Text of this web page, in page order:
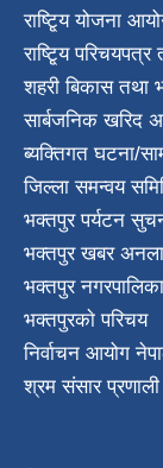
राष्टि्ृय योजना
राष्टि्ृय
शहरी बिकास तथा
सार्बजनिक खरिद
ब्यक्तिगत घटना/
जिल्ला समन्वय
भक्तपुर पर्यटन
भक्तपुर खबर
भक्तपुर
भक्तपुरकाे परिचय
निर्वाचन आयोग
श्रम संसार प्रणाली